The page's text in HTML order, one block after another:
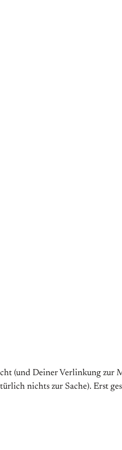
(und Deiner Verlinkung zur
nichts zur Sache). Erst